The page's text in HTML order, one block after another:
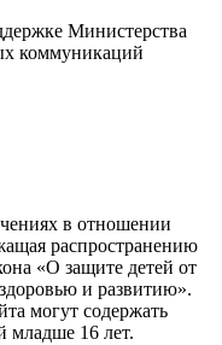
Министерства
коммуникаций
в отношении
распространению
«О защите детей от
и развитию».
могут содержать
младше 16 лет.